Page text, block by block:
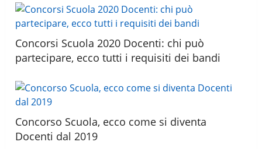
Concorsi Scuola 2020 Docenti: chi può
partecipare, ecco tutti i requisiti dei bandi
Concorso Scuola, ecco come si diventa
Docenti dal 2019